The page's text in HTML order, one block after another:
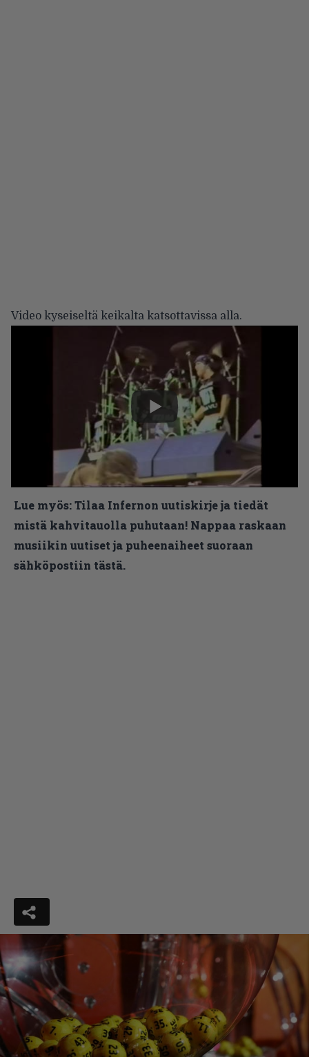
Video kyseiseltä keikalta katsottavissa alla.
Lue myös:Tilaa Infernon uutiskirje ja tiedät
mistä kahvitauolla puhutaan! Nappaa raskaan
musiikin uutiset ja puheenaiheet suoraan
sähköpostiin tästä.